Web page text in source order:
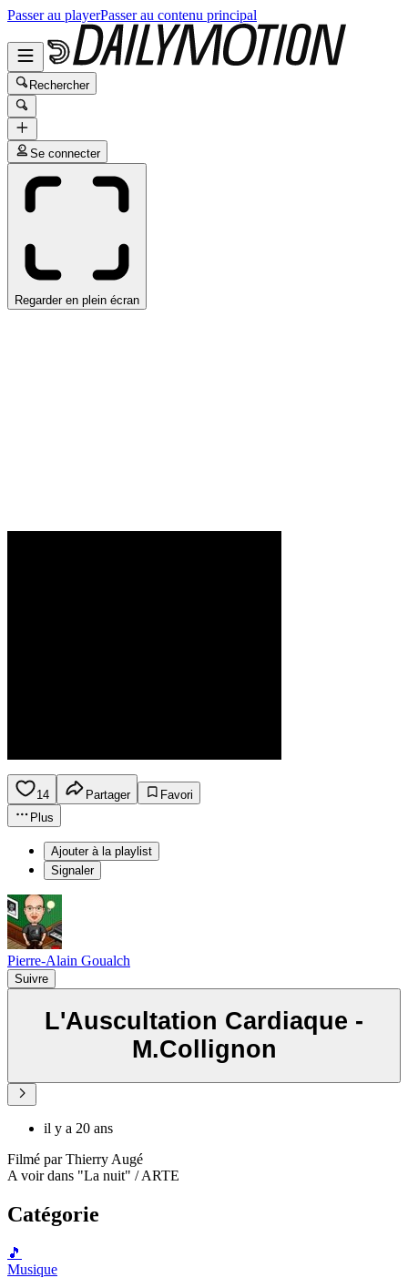
Passer au playerPasser au contenu principal
Rechercher
Se connecter
Regarder en plein écran
14 Partager
Favori
Plus
Ajouter à la playlist
Signaler
Pierre-Alain Goualch
Suivre
L'Auscultation Cardiaque -
M.Collignon
il y a 20 ans
Filmé par Thierry Augé
A voir dans "La nuit" / ARTE
Catégorie
🎵
Musique